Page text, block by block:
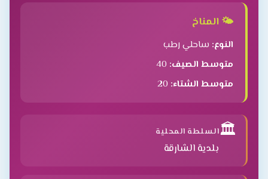
🌤️ المناخ
النوع: ساحلي رطب
متوسط الصيف:
متوسط الشتاء:
🏛️السلطة المحلية
بلدية الشارقة